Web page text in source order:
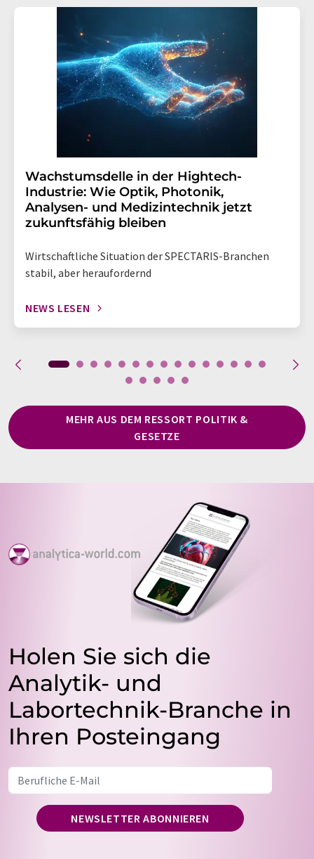
Wachstumsdelle in der Hightech-
Industrie: Wie Optik, Photonik,
Analysen- und Medizintechnik jetzt
zukunftsfähig bleiben
Wirtschaftliche Situation der SPECTARIS-Branchen
stabil, aber heraufordernd
NEWS LESEN
MEHR AUS DEM RESSORT POLITIK &
GESETZE
Holen Sie sich die
Analytik- und
Labortechnik-Branche in
Ihren Posteingang
NEWSLETTER ABONNIEREN